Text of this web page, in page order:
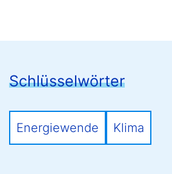
Schlüsselwörter
Energiewende Klima